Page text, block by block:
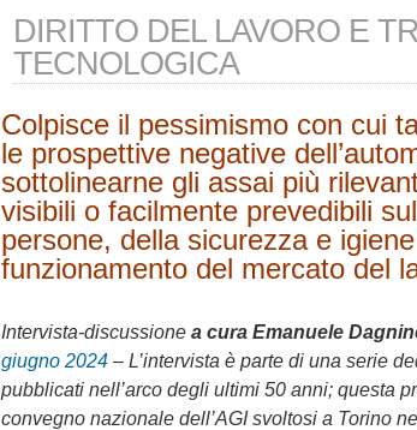
DIRITTO DEL LAVORO E
TECNOLOGICA
Colpisce il pessimismo con cui
le prospettive negative
sottolinearne gli assai più
visibili o facilmente prevedibili
persone, della sicurezza e
funzionamento del mercato del
Intervista-discussione a cura Emanuele
giugno 2024 – L’intervista è parte di una serie
pubblicati nell’arco degli ultimi 50 anni; questa
convegno nazionale dell’AGI svoltosi a Torino